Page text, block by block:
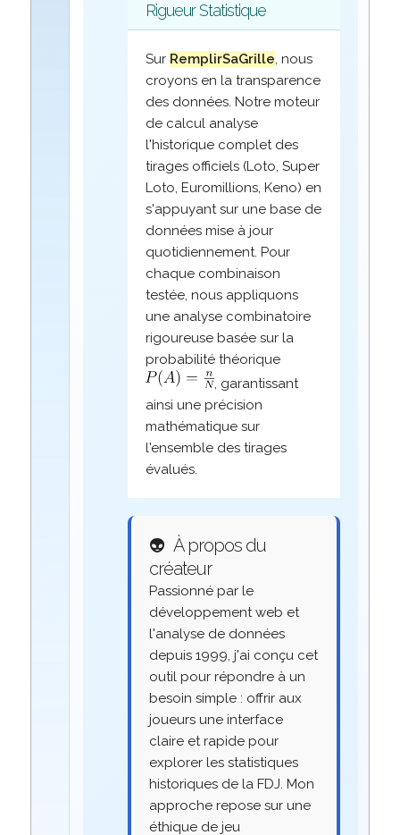
Rigueur Statistique
Sur RemplirSaGrille, nous
croyons en la transparence
des données. Notre moteur
de calcul analyse
l'historique complet des
tirages officiels (Loto, Super
Loto, Euromillions, Keno) en
s'appuyant sur une base de
données mise à jour
quotidiennement. Pour
chaque combinaison
testée, nous appliquons
une analyse combinatoire
rigoureuse basée sur la
probabilité théorique
, garantissant
ainsi une précision
mathématique sur
l'ensemble des tirages
évalués.
👽 À propos du
créateur
Passionné par le
développement web et
l'analyse de données
depuis 1999, j'ai conçu cet
outil pour répondre à un
besoin simple : offrir aux
joueurs une interface
claire et rapide pour
explorer les statistiques
historiques de la FDJ. Mon
approche repose sur une
éthique de jeu